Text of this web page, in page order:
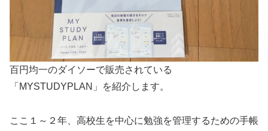
百円均一のダイソーで販売されている
「MYSTUDYPLAN」を紹介します。
ここ１～２年、高校生を中心に勉強を管理するための手帳